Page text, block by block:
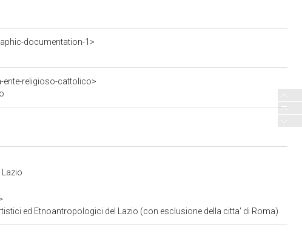
documentation-1>
religioso-cattolico>
ed Etnoantropologici del Lazio (con esclusione della citta' di Roma)